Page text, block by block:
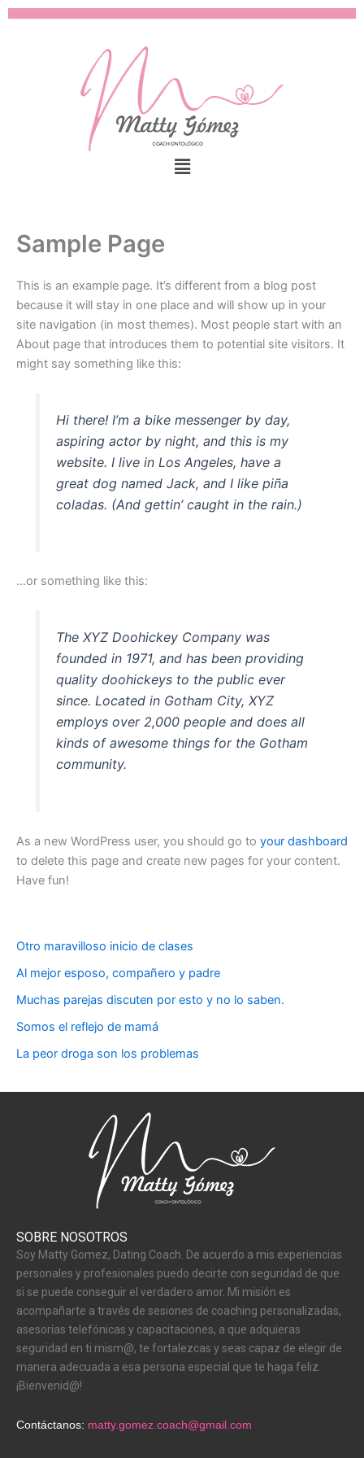
Menú
Sample Page
This is an example page. It’s different from a blog post
because it will stay in one place and will show up in your
site navigation (in most themes). Most people start with an
About page that introduces them to potential site visitors. It
might say something like this:
Hi there! I’m a bike messenger by day,
aspiring actor by night, and this is my
website. I live in Los Angeles, have a
great dog named Jack, and I like piña
coladas. (And gettin’ caught in the rain.)
…or something like this:
The XYZ Doohickey Company was
founded in 1971, and has been providing
quality doohickeys to the public ever
since. Located in Gotham City, XYZ
employs over 2,000 people and does all
kinds of awesome things for the Gotham
community.
As a new WordPress user, you should go to your dashboard
to delete this page and create new pages for your content.
Have fun!
Otro maravilloso inicio de clases
Al mejor esposo, compañero y padre
Muchas parejas discuten por esto y no lo saben.
Somos el reflejo de mamá
La peor droga son los problemas
SOBRE NOSOTROS
Soy Matty Gomez, Dating Coach. De acuerdo a mis experiencias
personales y profesionales puedo decirte con seguridad de que
si se puede conseguir el verdadero amor. Mi misión es
acompañarte a través de sesiones de coaching personalizadas,
asesorías telefónicas y capacitaciones, a que adquieras
seguridad en ti mism@, te fortalezcas y seas capaz de elegir de
manera adecuada a esa persona especial que te haga feliz.
¡Bienvenid@!
Contáctanos: matty.gomez.coach@gmail.com